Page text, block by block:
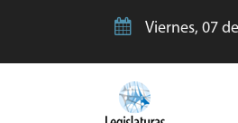
Viernes, 07